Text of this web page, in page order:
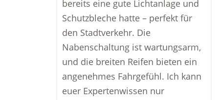
bereits eine gute Lichtanlage und
Schutzbleche hatte – perfekt für
den Stadtverkehr. Die
Nabenschaltung ist wartungsarm,
und die breiten Reifen bieten ein
angenehmes Fahrgefühl. Ich kann
euer Expertenwissen nur